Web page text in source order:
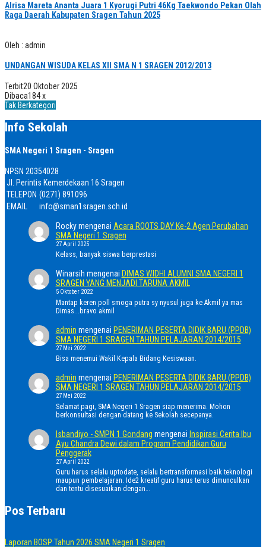
Alrisa Mareta Ananta Juara 1 Kyorugi Putri 46Kg Taekwondo Pekan Olah
Raga Daerah Kabupaten Sragen Tahun 2025
Oleh : admin
UNDANGAN WISUDA KELAS XII SMA N 1 SRAGEN 2012/2013
Terbit20 Oktober 2025
Dibaca184 x
Tak Berkategori
Info Sekolah
SMA Negeri 1 Sragen - Sragen
NPSN 20354028
Jl. Perintis Kemerdekaan 16 Sragen
TELEPON (0271) 891096
EMAIL
info@sman1sragen.sch.id
Rockymengenai Acara ROOTS DAY Ke-2 Agen Perubahan
SMA Negeri 1 Sragen
27 April 2025
Kelass, banyak siswa berprestasi
Winarsih mengenai DIMAS WIDHI ALUMNI SMA NEGERI 1
SRAGEN YANG MENJADI TARUNA AKMIL
5 Oktober 2022
Mantap keren poll smoga putra sy nyusul juga ke Akmil ya mas
Dimas...bravo akmil
admin mengenai PENERIMAN PESERTA DIDIK BARU (PPDB)
SMA NEGERI 1 SRAGEN TAHUN PELAJARAN 2014/2015
27 Mei 2022
Bisa menemui Wakil Kepala Bidang Kesiswaan.
admin mengenai PENERIMAN PESERTA DIDIK BARU (PPDB)
SMA NEGERI 1 SRAGEN TAHUN PELAJARAN 2014/2015
27 Mei 2022
Selamat pagi, SMA Negeri 1 Sragen siap menerima. Mohon
berkonsultasi dengan datang ke Sekolah secepanya.
Isbandiyo - SMPN 1 Gondang mengenai Inspirasi Cerita Ibu
Ayu Chandra Dewi dalam Program Pendidikan Guru
Penggerak
27 April 2022
Guru harus selalu uptodate, selalu bertransformasi baik teknologi
maupun pembelajaran. Ide2 kreatif guru harus terus dimunculkan
dan tentu disesuaikan dengan…
Pos Terbaru
Laporan BOSP Tahun 2026 SMA Negeri 1 Sragen